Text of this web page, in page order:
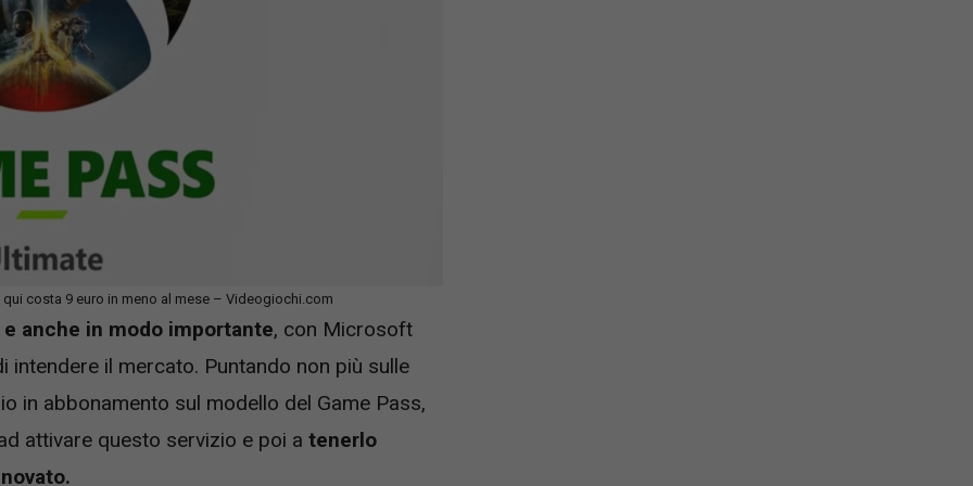
costa 9 euro in meno al mese – Videogiochi.com
anche in modo importante, con Microsoft
il mercato. Puntando non più sulle
in abbonamento sul modello del Game Pass,
attivare questo servizio e poi a tenerlo